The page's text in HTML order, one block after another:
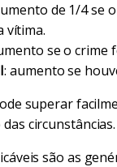
de 1/4 se
vítima.
se o crime
: aumento se
superar
circunstâncias.
são as